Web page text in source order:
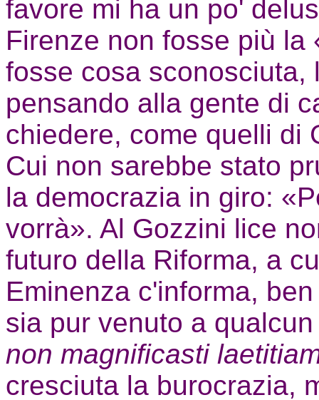
favore mi ha un po'
Firenze non fosse più
fosse cosa sconosciuta,
pensando alla gente di
chiedere, come quelli di
Cui non sarebbe stato
la democrazia in giro:
vorrà». Al Gozzini lice
futuro della Riforma, a
Eminenza c'informa,
sia pur venuto a
non magnificasti
cresciuta la burocrazia,